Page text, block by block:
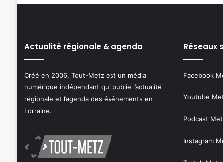
Actualité régionale & agenda
Créé en 2006, Tout-Metz est un média
numérique indépendant qui publie l’actualité
régionale et l’agenda des événements en
Lorraine.
Réseaux
Facebook
Youtube
Podcast
Instagram